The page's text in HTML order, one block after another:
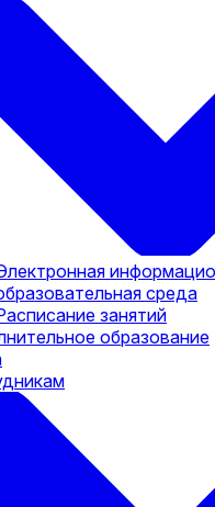
среда
занятий
образование